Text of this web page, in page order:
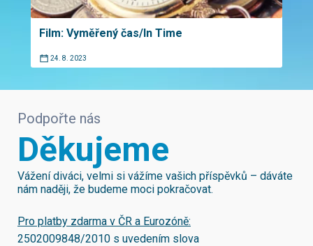
Film: Vyměřený čas/In Time
24. 8. 2023
Podpořte nás
Děkujeme
Vážení diváci, velmi si vážíme vašich příspěvků – dáváte
nám naději, že budeme moci pokračovat.
Pro platby zdarma v ČR a Eurozóně:
2502009848/2010 s uvedením slova